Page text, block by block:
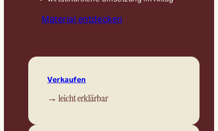
Material entdecken
Verkaufen
→ leicht erklärbar